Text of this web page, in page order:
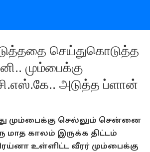
செய்துகொடுத்த
மும்பைக்கு
சி.எஸ்.கே.. அடுத்த ப்ளான்
மும்பைக்கு செல்லும் சென்னை
மாத காலம் இருக்க திட்டம்
உள்ளிட்ட வீரர் மும்பைக்கு